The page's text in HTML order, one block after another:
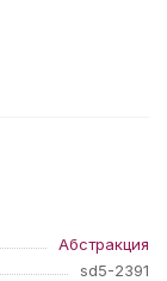
Абстракция
sd5-2391